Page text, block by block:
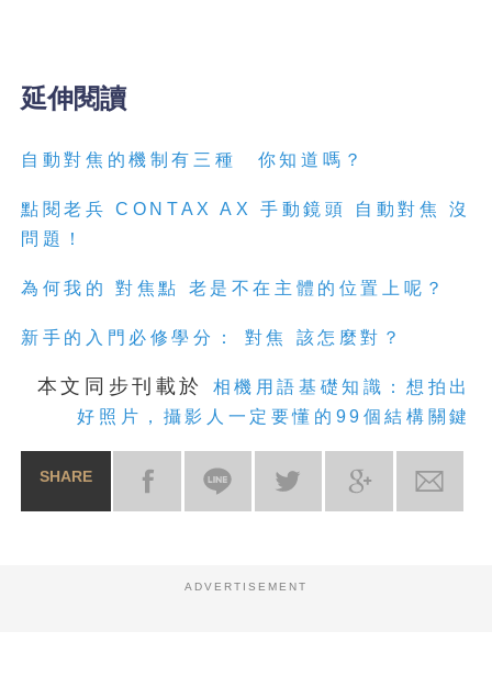
延伸閱讀
自動對焦的機制有三種 你知道嗎？
點閱老兵 CONTAX AX 手動鏡頭 自動對焦 沒
問題！
為何我的 對焦點 老是不在主體的位置上呢？
新手的入門必修學分： 對焦 該怎麼對？
本文同步刊載於
相機用語基礎知識：想拍出
好照片，攝影人一定要懂的99個結構關鍵
SHARE
ADVERTISEMENT